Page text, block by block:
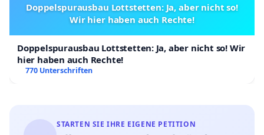
Doppelspurausbau Lottstetten: Ja, aber nicht so!
Wir hier haben auch Rechte!
Doppelspurausbau Lottstetten: Ja, aber nicht so! Wir
hier haben auch Rechte!
770 Unterschriften
STARTEN SIE IHRE EIGENE PETITION